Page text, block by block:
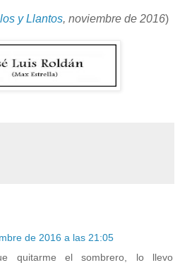
y Llantos, noviembre de 2016)
de 2016 a las 21:05
quitarme el sombrero, lo llevo